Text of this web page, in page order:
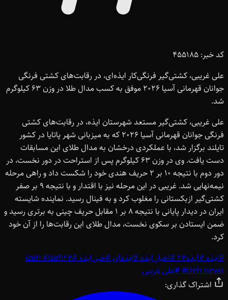
کد خبر: 455185
علی غریبی، کشتی‌گیر فرنگی‌کار ایذه‌ای، در رقابت‌های کشتی فرنگی
جوانان قهرمانی آسیا 2026 موفق به کسب مدال طلا در وزن 63 کیلوگرم
شد.
علی غریبی، کشتی‌گیر مستعد شهرستان ایذه، در رقابت‌های کشتی
فرنگی جوانان قهرمانی آسیا 2026 که به میزبانی شهر پاتایا در کشور
تایلند برگزار شد، با عملکردی درخشان به مدال طلای این مسابقات
دست یافت. وی در وزن 63 کیلوگرم پس از استراحت در دور نخست، در
دور دوم با نتیجه 10 بر 2 حریف هندی خود را شکست داد و راهی مرحله
نیمه‌نهایی شد. غریبی در این مرحله نیز با اقتدار و با نتیجه 9 بر صفر
کشتی‌گیر ازبکستانی را مغلوب کرد و به فینال رسید. نماینده شایسته
ایران در دیدار پایانی با نتیجه 8 بر 1 مقابل حریف چینی به برتری رسید و
ضمن ایستادن بر سکوی نخست، مدال طلای این رقابت‌ها را از آن خود
کرد.
#ایذه#ایذه24 #اخبار ایذه#ایذه‌ای#خبر ایذه#
izeh#izeh24
#izeh news
#علی غریبی
اشتراک گذاری: